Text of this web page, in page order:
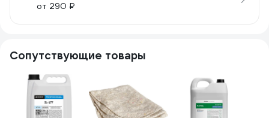
от 290 ₽
Сопутствующие товары